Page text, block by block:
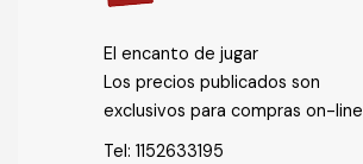
El encanto de jugar
Los precios publicados son
exclusivos para compras on-line
Tel: 1152633195